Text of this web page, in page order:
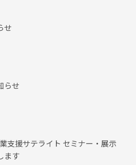
せ
らせ
支援サテライト セミナー・展示
ます